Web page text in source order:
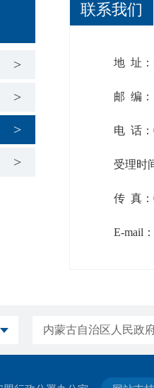
联系我们
地 址：内
邮 编：
电 话：
受理时间
传 真：
E-mail：
内蒙古自治区人民政